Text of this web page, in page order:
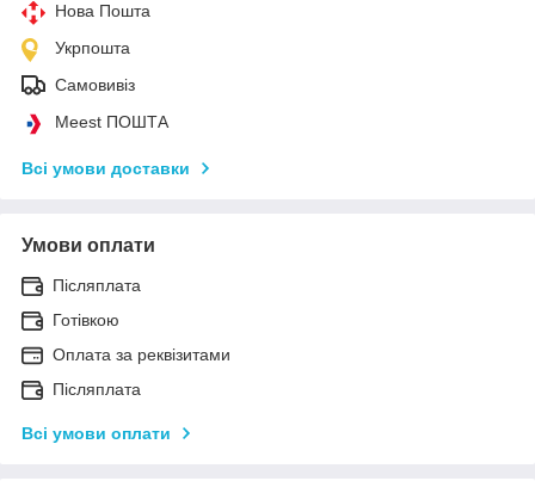
Нова Пошта
Укрпошта
Самовивіз
Meest ПОШТА
Всі умови доставки
Умови оплати
Післяплата
Готівкою
Оплата за реквізитами
Післяплата
Всі умови оплати